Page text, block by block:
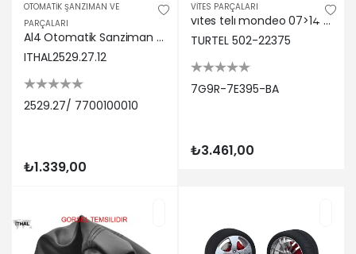
OTOMATİK ŞANZIMAN VE
PARÇALARI
Al4 Otomatik Sanziman Kontak P2008-208-306-308-c3-c5-ds3-xsara-jumpy-expert 2529.27/ 7700100010
ITHAL2529.27.12
2529.27/ 7700100010
₺1.339,00
VİTES PARÇALARI
vıtes telı mondeo 07>14 1.6 benzınlı Turtel 7G9R-7E395-BA
TURTEL 502-22375
7G9R-7E395-BA
₺3.461,00